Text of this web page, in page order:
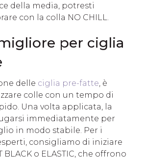
della media, potresti
con la colla NO CHILL.
per ciglia
delle ciglia pre-fatte , è
colle con un tempo di
Una volta applicata, la
immediatamente per
in modo stabile. Per i
consigliamo di iniziare
BLACK o ELASTIC, che offrono